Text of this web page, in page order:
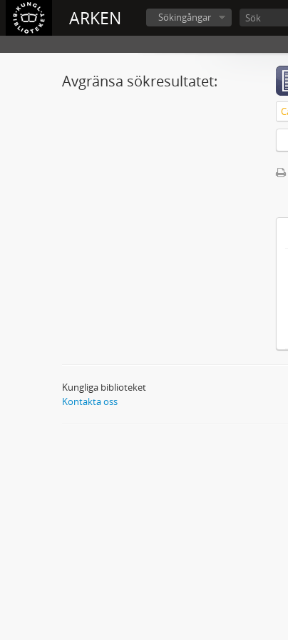
ARKEN Sökingångar
Avgränsa sökresultatet:
Kungliga biblioteket
Kontakta oss